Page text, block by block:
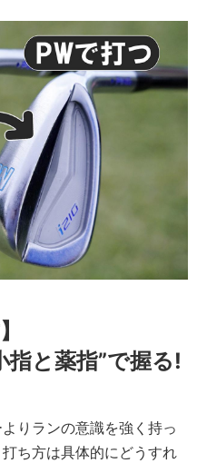
と薬指”で握る!
ランの意識を強く持っ
ち方は具体的にどうすれ